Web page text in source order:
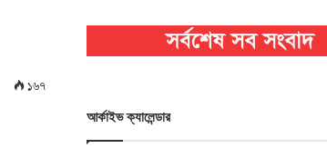
১৬৭
আর্কাইভ ক্যালেন্ডার